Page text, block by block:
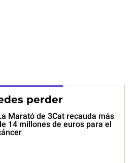
perder
Marató de 3Cat recauda más
14 millones de euros para el